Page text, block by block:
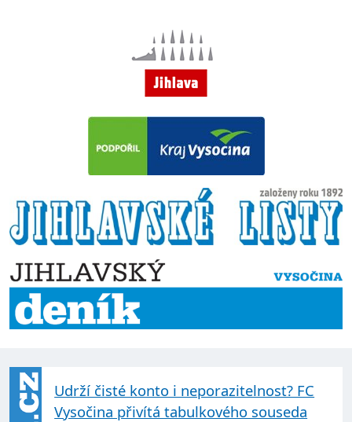
Udrží čisté konto i neporazitelnost? FC
Vysočina přivítá tabulkového souseda